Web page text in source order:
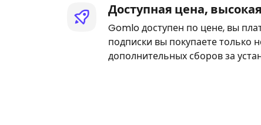
Доступная цена,
Gomlo доступен по цене, вы
подписки вы покупаете только
дополнительных сборов за